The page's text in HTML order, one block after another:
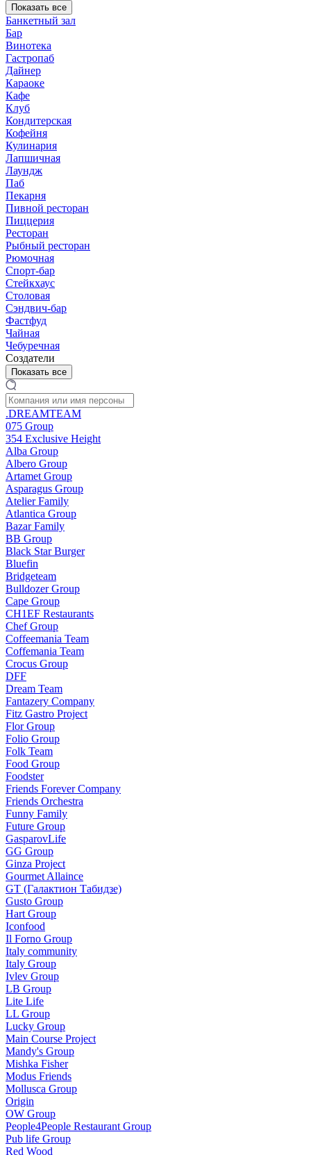
Показать все
Банкетный зал
Бар
Винотека
Гастропаб
Дайнер
Караоке
Кафе
Клуб
Кондитерская
Кофейня
Кулинария
Лапшичная
Лаундж
Паб
Пекарня
Пивной ресторан
Пиццерия
Ресторан
Рыбный ресторан
Рюмочная
Спорт-бар
Стейкхаус
Столовая
Сэндвич-бар
Фастфуд
Чайная
Чебуречная
Создатели
Показать все
.DREAMTEAM
075 Group
354 Exclusive Height
Alba Group
Albero Group
Artamet Group
Asparagus Group
Atelier Family
Atlantica Group
Bazar Family
BB Group
Black Star Burger
Bluefin
Bridgeteam
Bulldozer Group
Cape Group
CH1EF Restaurants
Chef Group
Coffeemania Team
Coffemania Team
Crocus Group
DFF
Dream Team
Fantazery Company
Fitz Gastro Project
Flor Group
Folio Group
Folk Team
Food Group
Foodster
Friends Forever Company
Friends Orchestra
Funny Family
Future Group
GasparovLife
GG Group
Ginza Project
Gourmet Allaince
GT (Галактион Табидзе)
Gusto Group
Hart Group
Iconfood
Il Forno Group
Italy community
Italy Group
Ivlev Group
LB Group
Lite Life
LL Group
Lucky Group
Main Course Project
Mandy's Group
Mishka Fisher
Modus Friends
Mollusca Group
Origin
OW Group
People4People Restaurant Group
Pub life Group
Red Wood